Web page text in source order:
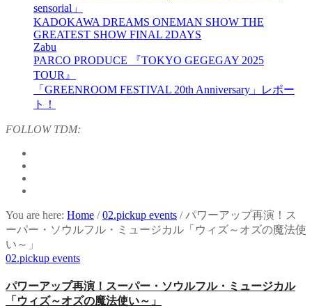
sensorial」
KADOKAWA DREAMS ONEMAN SHOW THE
GREATEST SHOW FINAL 2DAYS
Zabu
PARCO PRODUCE 『TOKYO GEGEGAY 2025
TOUR』
「GREENROOM FESTIVAL 20th Anniversary」レポー
ト！
FOLLOW TDM:
You are here: Home /02.pickup events /パワーアップ再演！ス
ーパー・ソウルフル・ミュージカル「ウィズ～オズの魔法使
い～」
02.pickup events
パワーアップ再演！スーパー・ソウルフル・ミュージカル
「ウィズ～オズの魔法使い～」